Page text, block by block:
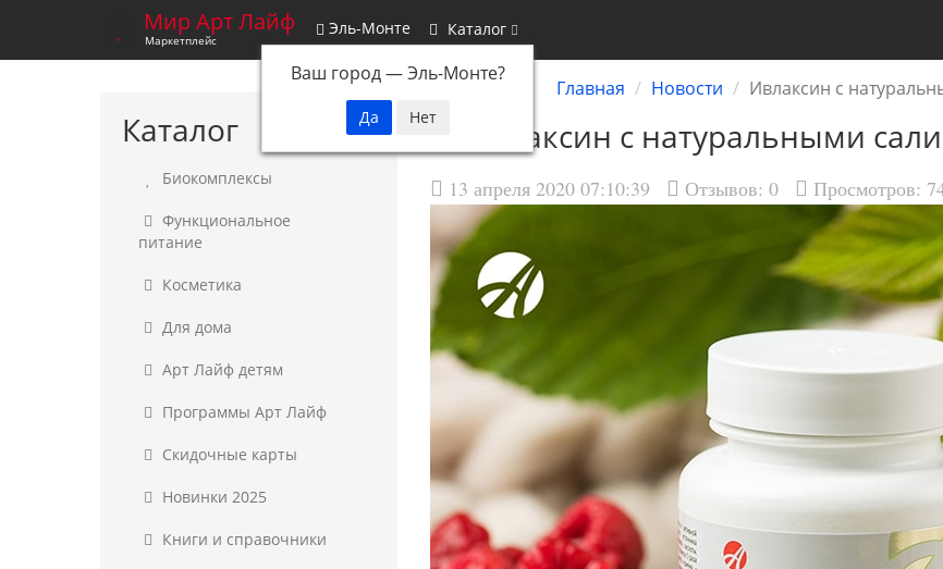
Мир Арт Лайф
Маркетплейс
Эль-Монте
Ваш город —Эль-Монте?
Каталог
Каталог
Биокомплексы
Функциональное
питание
Косметика
Для дома
Арт Лайф детям
Программы Арт Лайф
Скидочные карты
Новинки 2025
Книги и справочники
Главная Новости Ивлаксин с
Ивлаксин с натуральными
13 апреля 2020 07:10:39 Отзывов: 0 Просмотров: